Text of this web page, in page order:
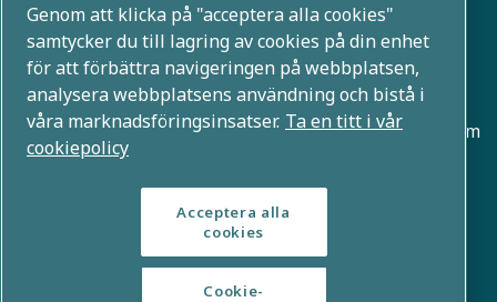
Atlas Copco Group utvecklar innovativa lösningar i flera
affärsområden, till exempel inom tryckluft, vakuum,
industri- och energiteknik. Med en global portfölj som
rymmer över 80 varumärken möjliggör vi teknologier som
formar framtiden.
Genom att klicka på "acceptera alla cookies"
samtycker du till lagring av cookies på din enhet
för att förbättra navigeringen på webbplatsen,
analysera webbplatsens användning och bistå i
våra marknadsföringsinsatser. Ta en titt i vår
cookiepolicy
Acceptera alla
cookies
Cookie-